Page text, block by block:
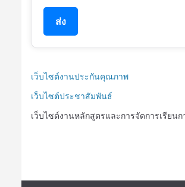
ส่ง
เว็บไซต์งานประกันคุณภาพ
เว็บไซต์ประชาสัมพันธ์
เว็บไซต์งานหลักสูตรและการจัดการเรียน